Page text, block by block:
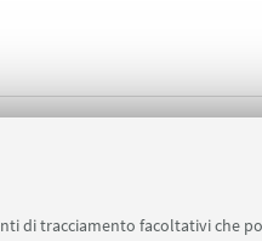
di tracciamento facoltativi che